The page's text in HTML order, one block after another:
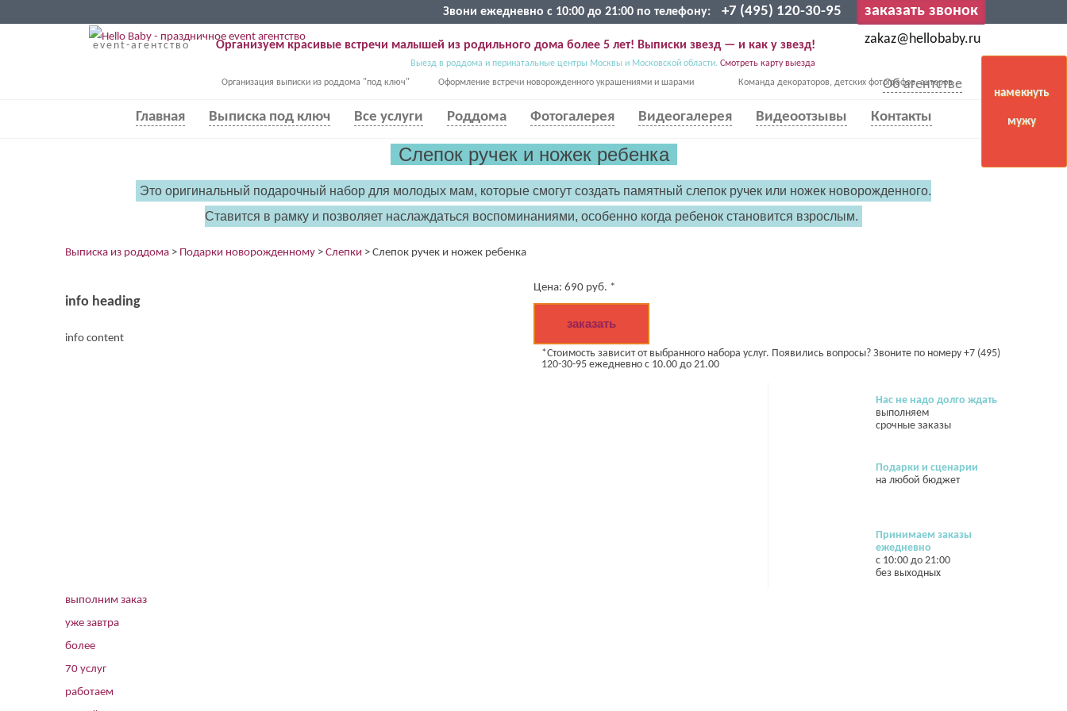
Звони ежедневно с 10:00 до 21:00 по телефону: +7 (495) 120-30-95 заказать звонок
Организуем красивые встречи малышей из родильного дома более 5 лет! Выписки звезд — и как у звезд!
Выезд в роддома и перинатальные центры Москвы и Московской области. Смотреть карту выезда
Организация выписки из роддома "под ключ"
Оформление встречи новорожденного украшениями и шарами Команда декораторов, детских фотографов, актеров
event-агентство zakaz@hellobaby.ru
Об агентстве
Главная Выписка под ключ Все услуги Роддома Фотогалерея Видеогалерея Видеоотзывы Контакты
намекнуть
мужу
Слепок ручек и ножек ребенка
Это оригинальный подарочный набор для молодых мам, которые смогут создать памятный слепок ручек или ножек новорожденного.
Ставится в рамку и позволяет наслаждаться воспоминаниями, особенно когда ребенок становится взрослым.
Выписка из роддома > Подарки новорожденному > Слепки > Слепок ручек и ножек ребенка
info heading
info content
Цена: 690 руб. *
заказать
*Стоимость зависит от выбранного набора услуг. Появились вопросы? Звоните по номеру +7 (495)
120-30-95 ежедневно с 10.00 до 21.00
Нас не надо долго ждать
выполняем
срочные заказы
Подарки и сценарии
на любой бюджет
Принимаем заказы
ежедневно
с 10:00 до 21:00
без выходных
выполним заказ
уже завтра
более
70 услуг
работаем